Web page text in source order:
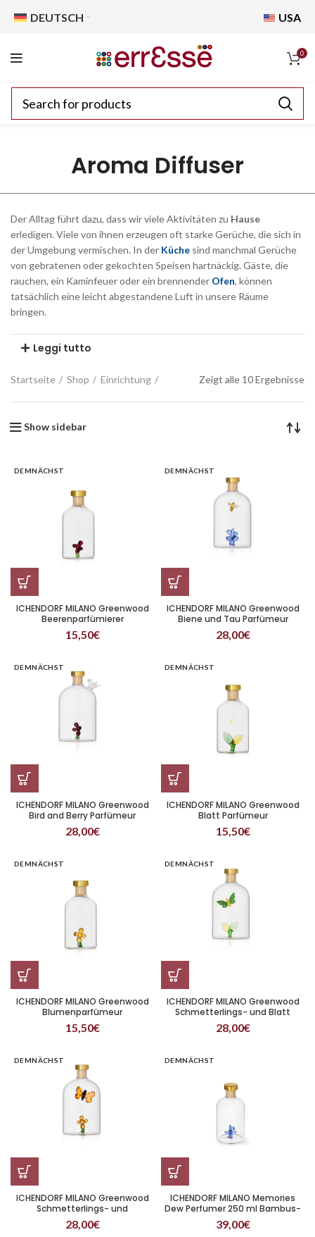
DEUTSCH USA
0
Aroma Diffuser
Der Alltag führt dazu, dass wir viele Aktivitäten zu Hause
erledigen. Viele von ihnen erzeugen oft starke Gerüche, die sich in
der Umgebung vermischen. In der Küche sind manchmal Gerüche
von gebratenen oder gekochten Speisen hartnäckig. Gäste, die
rauchen, ein Kaminfeuer oder ein brennender Ofen, können
tatsächlich eine leicht abgestandene Luft in unsere Räume
bringen.
Leggi tutto
Startseite Shop Einrichtung Zeigt alle 10 Ergebnisse
Show sidebar
DEMNÄCHST
ICHENDORF MILANO Greenwood
Beerenparfümierer
15,50€
DEMNÄCHST
ICHENDORF MILANO Greenwood
Biene und Tau Parfümeur
28,00€
DEMNÄCHST
ICHENDORF MILANO Greenwood
Bird and Berry Parfümeur
28,00€
DEMNÄCHST
ICHENDORF MILANO Greenwood
Blatt Parfümeur
15,50€
DEMNÄCHST
ICHENDORF MILANO Greenwood
Blumenparfümeur
15,50€
DEMNÄCHST
ICHENDORF MILANO Greenwood
Schmetterlings- und Blatt
Parfümeur
28,00€
DEMNÄCHST
ICHENDORF MILANO Greenwood
Schmetterlings- und
Blumenparfümeur
28,00€
DEMNÄCHST
ICHENDORF MILANO Memories
Dew Perfumer 250 ml Bambus-
Duft
39,00€